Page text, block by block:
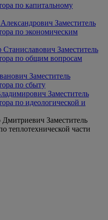
по капитальному
Заместитель
по экономическим
Станиславович Заместитель
по общим вопросам
Заместитель
по сбыту
Заместитель
по идеологической и
Дмитриевич Заместитель
теплотехнической части